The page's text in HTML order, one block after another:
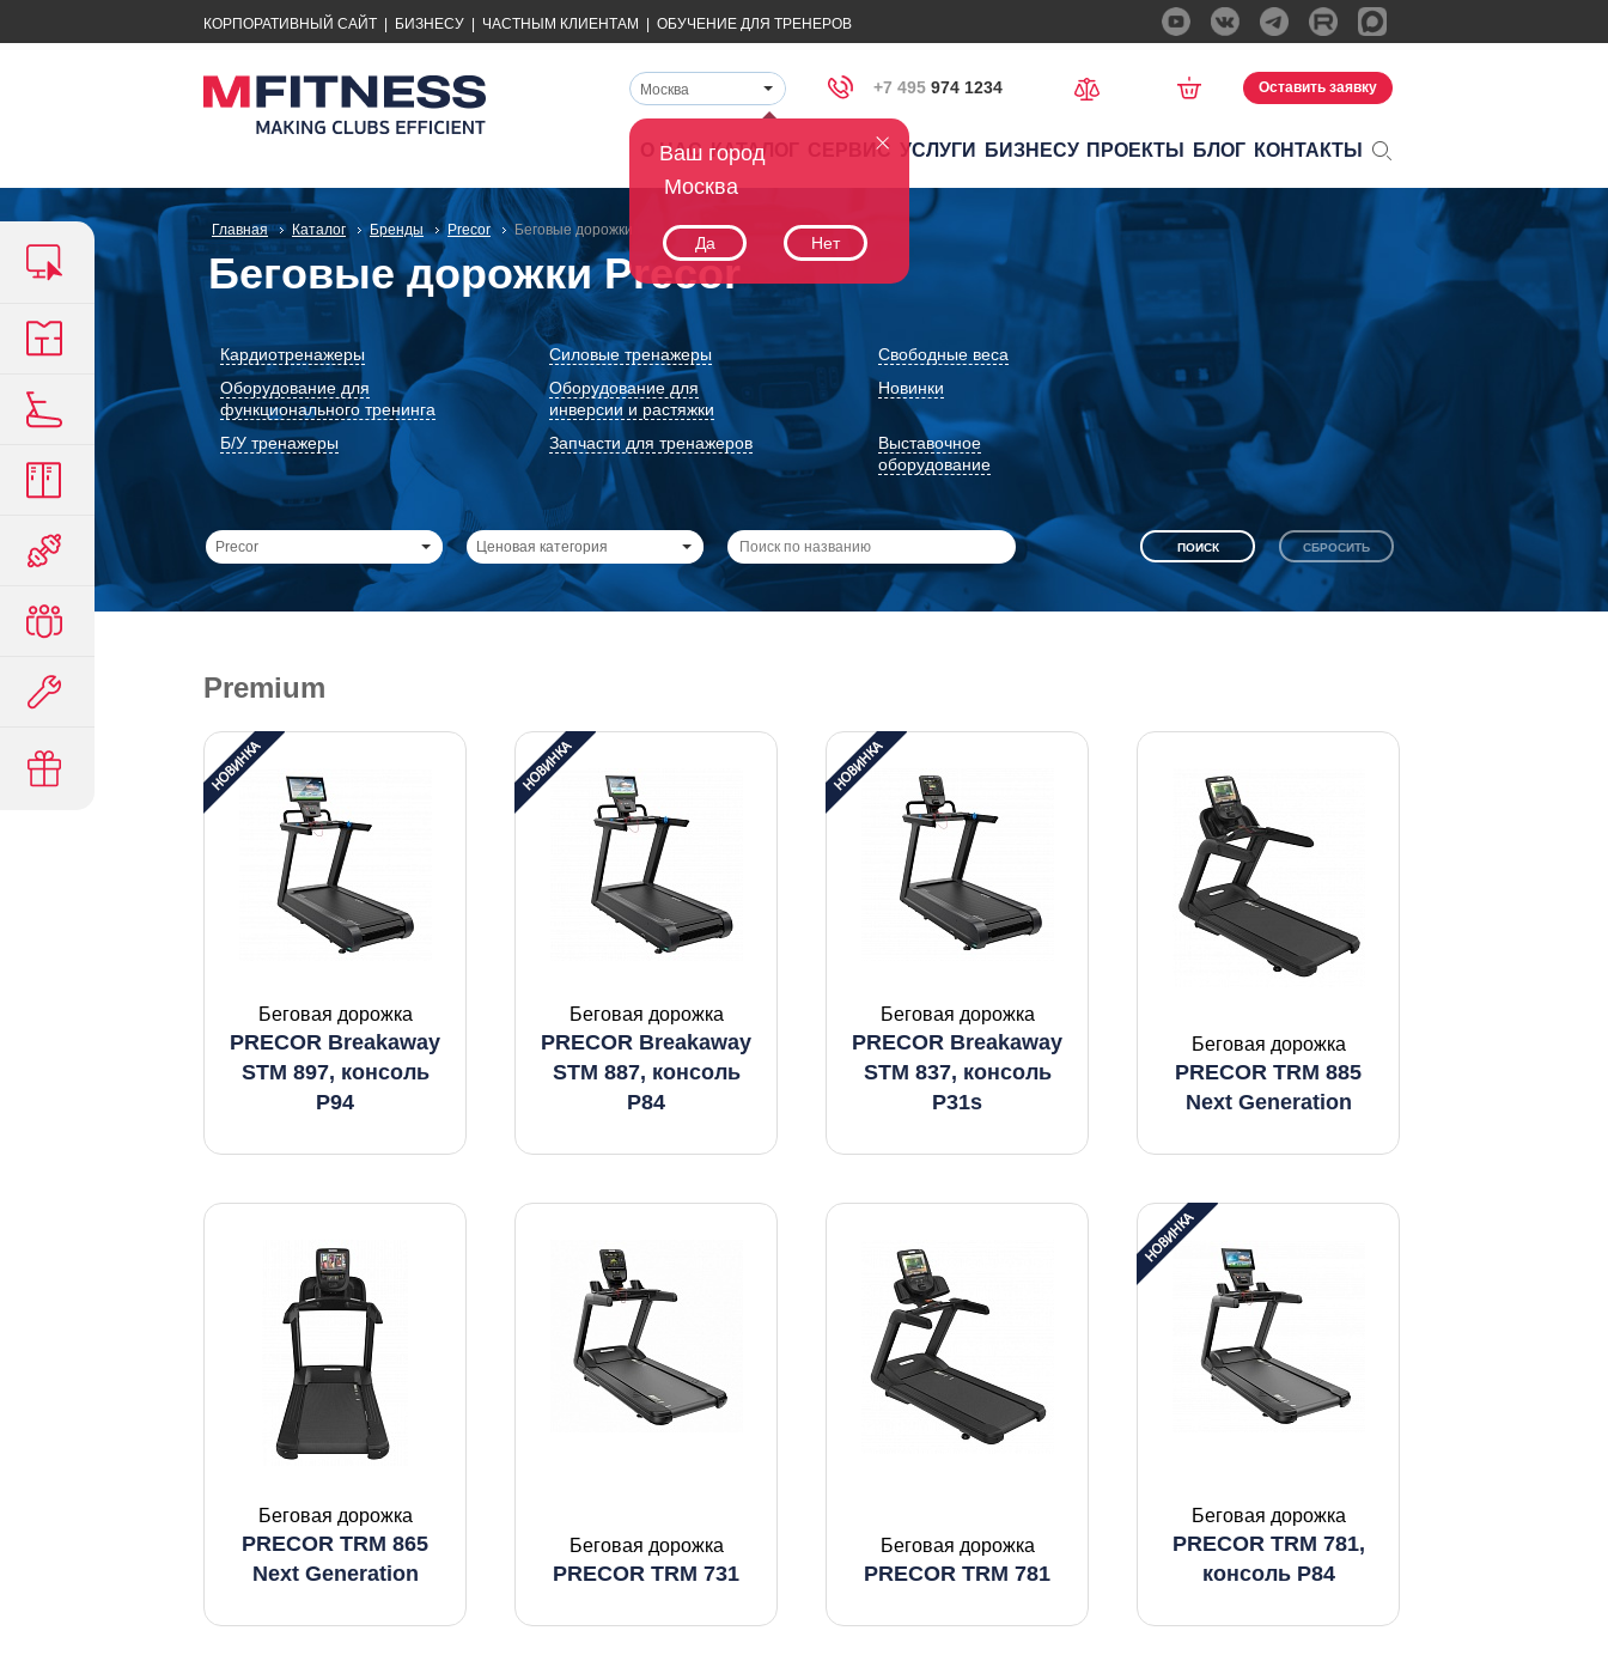
КОРПОРАТИВНЫЙ САЙТ БИЗНЕСУ ЧАСТНЫМ КЛИЕНТАМ ОБУЧЕНИЕ ДЛЯ ТРЕНЕРОВ
Ваш город
Москва
Да Нет
Москва +7 495 974 1234 Оставить заявку
О НАС КАТАЛОГ СЕРВИС УСЛУГИ БИЗНЕСУ ПРОЕКТЫ БЛОГ КОНТАКТЫ
Главная Каталог Бренды Precor Беговые дорожки
Беговые дорожки Precor
Кардиотренажеры Силовые тренажеры
Свободные веса
Оборудование для
функционального тренинга
Оборудование для
инверсии и растяжки
Новинки
Б/У тренажеры Запчасти для тренажеров
Выставочное
оборудование
Precor Ценовая категория
Premium
Беговая дорожка
PRECOR Breakaway
STM 897, консоль
P94
Беговая дорожка
PRECOR Breakaway
STM 887, консоль
P84
Беговая дорожка
PRECOR Breakaway
STM 837, консоль
P31s
Беговая дорожка
PRECOR TRM 885
Next Generation
Беговая дорожка
PRECOR TRM 865
Next Generation
Беговая дорожка
PRECOR TRM 731
Беговая дорожка
PRECOR TRM 781
Беговая дорожка
PRECOR TRM 781,
консоль P84